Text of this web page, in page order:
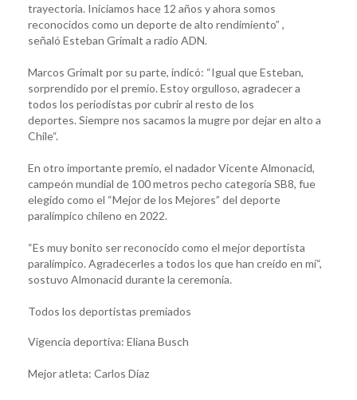
trayectoria. Iniciamos hace 12 años y ahora somos
reconocidos como un deporte de alto rendimiento” ,
señaló Esteban Grimalt a radio ADN.
Marcos Grimalt por su parte, indicó: “Igual que Esteban,
sorprendido por el premio. Estoy orgulloso, agradecer a
todos los periodistas por cubrir al resto de los
deportes. Siempre nos sacamos la mugre por dejar en alto a
Chile“.
En otro importante premio, el nadador Vicente Almonacid,
campeón mundial de 100 metros pecho categoría SB8, fue
elegido como el “Mejor de los Mejores” del deporte
paralímpico chileno en 2022.
“Es muy bonito ser reconocido como el mejor deportista
paralímpico. Agradecerles a todos los que han creído en mí“,
sostuvo Almonacid durante la ceremonia.
Todos los deportistas premiados
Vigencia deportiva: Eliana Busch
Mejor atleta: Carlos Díaz